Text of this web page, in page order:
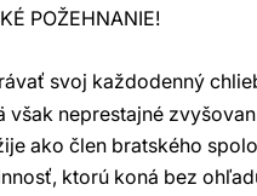
POŽEHNANIE!
svoj každodenný
však neprestajné
ako člen bratského
ktorú koná bez